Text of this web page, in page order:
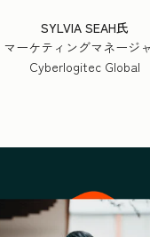
SYLVIA SEAH氏
マーケティングマネージ
Cyberlogitec Global